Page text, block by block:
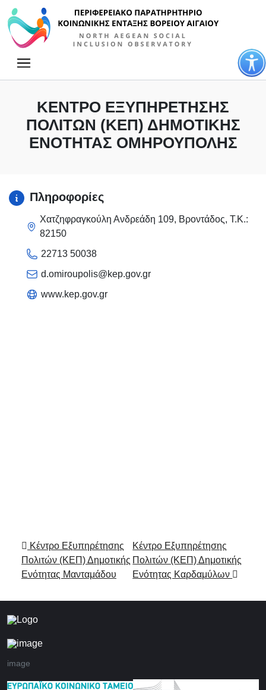
Κύρια πλοήγηση
ΚΈΝΤΡΟ ΕΞΥΠΗΡΈΤΗΣΗΣ
ΠΟΛΙΤΏΝ (ΚΕΠ) ΔΗΜΟΤΙΚΉΣ
ΕΝΌΤΗΤΑΣ ΟΜΗΡΟΎΠΟΛΗΣ
Πληροφορίες
Χατζηφραγκούλη Ανδρεάδη 109, Βροντάδος, Τ.Κ.:
82150
22713 50038
d.omiroupolis@kep.gov.gr
www.kep.gov.gr
Πλοήγηση στα Άρθρα
Κέντρο Εξυπηρέτησης
Πολιτών (ΚΕΠ) Δημοτικής
Ενότητας Μανταμάδου
Κέντρο Εξυπηρέτησης
Πολιτών (ΚΕΠ) Δημοτικής
Ενότητας Καρδαμύλων
image